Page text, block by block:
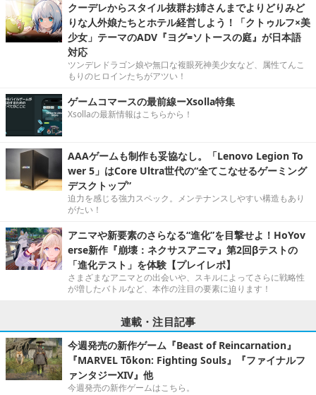
クーデレからスタイル抜群お姉さんまでよりどりみど
りな人外娘たちとホテル経営しよう！「クトゥルフ×美
少女」テーマのADV『ヨグ=ソトースの庭』が日本語
対応
ツンデレドラゴン娘や無口な複眼死神美少女など、属性てんこ
もりのヒロインたちがアツい！
ゲームコマースの最前線ーXsolla特集
Xsollaの最新情報はこちらから！
AAAゲームも制作も妥協なし。「Lenovo Legion To
wer 5」はCore Ultra世代の“全てこなせるゲーミング
デスクトップ”
迫力を感じる強力スペック。メンテナンスしやすい構造もあり
がたい！
アニマや新要素のさらなる“進化”を目撃せよ！HoYov
erse新作『崩壊：ネクサスアニマ』第2回βテストの
「進化テスト」を体験【プレイレポ】
さまざまなアニマとの出会いや、スキルによってさらに戦略性
が増したバトルなど、本作の注目の要素に迫ります！
連載・注目記事
今週発売の新作ゲーム『Beast of Reincarnation』
『MARVEL Tōkon: Fighting Souls』『ファイナルフ
ァンタジーXIV』他
今週発売の新作ゲームはこちら。